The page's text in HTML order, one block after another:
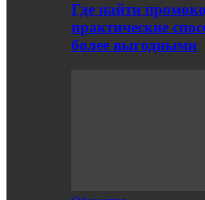
Где найти
практические
более выгодными